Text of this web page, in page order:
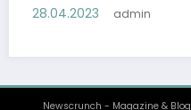
28.04.2023 admin
Newscrunch - Magazine & Blog